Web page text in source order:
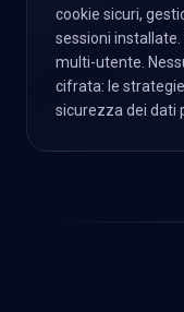
cookie sicuri,
sessioni
multi-utente.
cifrata: le
sicurezza dei dati